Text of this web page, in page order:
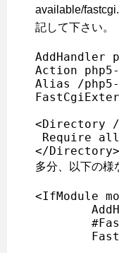
available/
記して下さい。
AddHandler
Action
Alias /
<Directory
Require
多分、以下の様
<IfModule